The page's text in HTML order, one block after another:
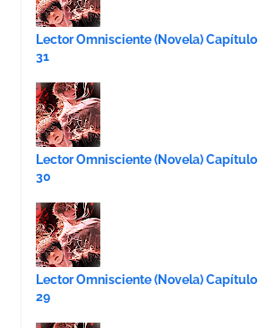
Lector Omnisciente (Novela) Capítulo
31
Lector Omnisciente (Novela) Capítulo
30
Lector Omnisciente (Novela) Capítulo
29